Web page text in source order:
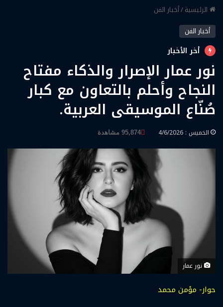
الرئيسية/أخبار الفن
أخبار الفن
أخر الأخبار
نور عمار الإصرار والذكاء مفتاح
النجاح وأحلم بالتعاون مع كبار
صُنّاع الموسيقى العربية.
الخميس : 4/6/2026 95,874 مشاهدة
نور عمار
حوار- مؤمن محمد